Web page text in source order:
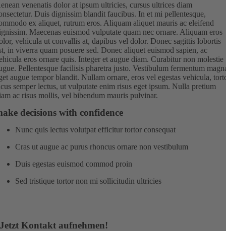
venenatis dolor at ipsum ultricies, cursus ultrices diam
Duis dignissim blandit faucibus. In et mi pellentesque,
ex aliquet, rutrum eros. Aliquam aliquet mauris ac eleifend
Maecenas euismod vulputate quam nec ornare. Aliquam eros
vehicula ut convallis at, dapibus vel dolor. Donec sagittis lobortis
in viverra quam posuere sed. Donec aliquet euismod sapien, ac
eros ornare quis. Integer et augue diam. Curabitur non molestie
Pellentesque facilisis pharetra justo. Vestibulum fermentum
augue tempor blandit. Nullam ornare, eros vel egestas vehicula,
semper lectus, ut vulputate enim risus eget ipsum. Nulla pretium
ac risus mollis, vel bibendum mauris pulvinar.
decisions with confidence
Nunc quis lectus volutpat efficitur tortor consequat
Cras ut augue ac purus rhoncus ornare non vestibulum
Duis egestas euismod commod proin
Sed tristique tortor non mi sollicitudin ultricies
Jetzt Kontakt aufnehmen!